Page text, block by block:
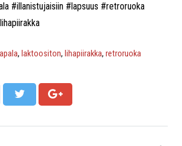
#illanistujaisiin #lapsuus #retroruoka
, laktoositon, lihapiirakka,retroruoka